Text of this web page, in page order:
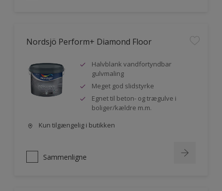
Nordsjö Perform+ Diamond Floor
Halvblank vandfortyndbar
gulvmaling
Meget god slidstyrke
Egnet til beton- og trægulve i
boliger/kældre m.m.
Kun tilgængelig i butikken
Sammenligne